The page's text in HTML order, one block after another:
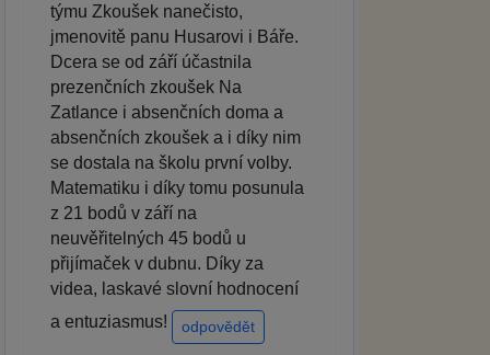
týmu Zkoušek nanečisto,
jmenovitě panu Husarovi i Báře.
Dcera se od září účastnila
prezenčních zkoušek Na
Zatlance i absenčních doma a
absenčních zkoušek a i díky nim
se dostala na školu první volby.
Matematiku i díky tomu posunula
z 21 bodů v září na
neuvěřitelných 45 bodů u
přijímaček v dubnu. Díky za
videa, laskavé slovní hodnocení
a entuziasmus!
odpovědět